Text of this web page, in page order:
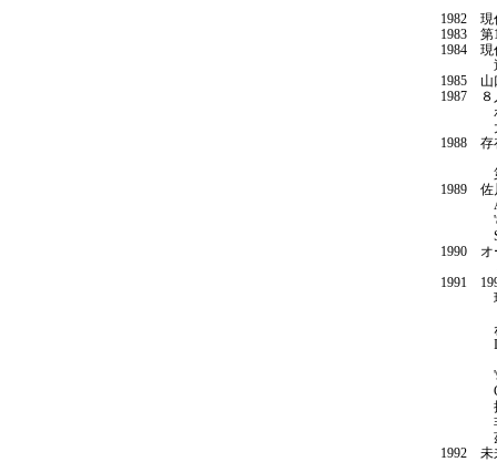
1982 現
1983 第
1984 現
迂回
1985 山
1987 ８
わたし
大島
1988 存
第24
1989 佐
Art
'89
Spiral
1990 オ
1991
現代
ねりま
'91今
授受
非在
茲／
1992 未